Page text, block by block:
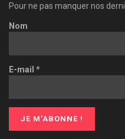
Pour ne pas manquer nos
Nom
E-mail *